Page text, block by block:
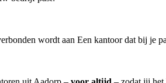
wordt aan Een kantoor dat bij je